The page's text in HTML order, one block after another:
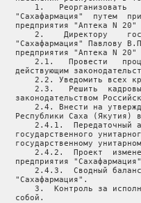
1.   Реорганизовать
"Сахафармация"  путем
предприятия "Аптека N 20"
2.    Директору
"Сахафармация" Павлову
предприятия "Аптека N 20"
2.1.   Провести
действующим
2.2. Уведомить всех
2.3.   Решить
законодательством
2.4. Внести на
Республики Саха (Якутия)
2.4.1.  Передаточный
государственного
государственному
2.4.2.  Проект
предприятия
2.4.3.  Сводный
   "Сахафармация".
3.  Контроль за
   собой.